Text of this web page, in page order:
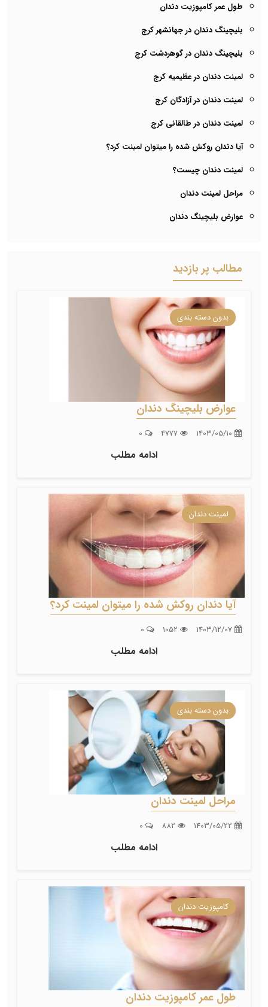
طول عمر کامپوزیت دندان
بلیچینگ دندان در جهانشهر کرج
بلیچینگ دندان در گوهردشت کرج
لمینت دندان در عظیمیه کرج
لمینت دندان در آزادگان کرج
لمینت دندان در طالقانی کرج
آیا دندان روکش شده را میتوان لمینت کرد؟
لمینت دندان چیست؟
مراحل لمینت دندان
عوارض بلیچینگ دندان
مطالب پر بازدید
بدون دسته بندی
عوارض بلیچینگ دندان
ادامه مطلب
لمینت دندان
آیا دندان روکش شده را میتوان لمینت کرد؟
ادامه مطلب
بدون دسته بندی
مراحل لمینت دندان
ادامه مطلب
کامپوزیت دندان
طول عمر کامپوزیت دندان